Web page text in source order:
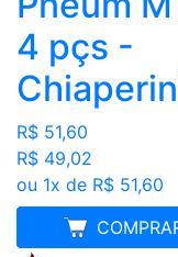
4 pçs -
R$ 51,60
R$ 49,02
ou 1x de R$ 51,60
MELHOR